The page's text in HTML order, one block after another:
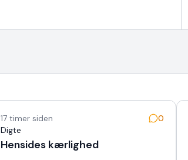
17 timer siden
0
Digte
Hensides kærlighed